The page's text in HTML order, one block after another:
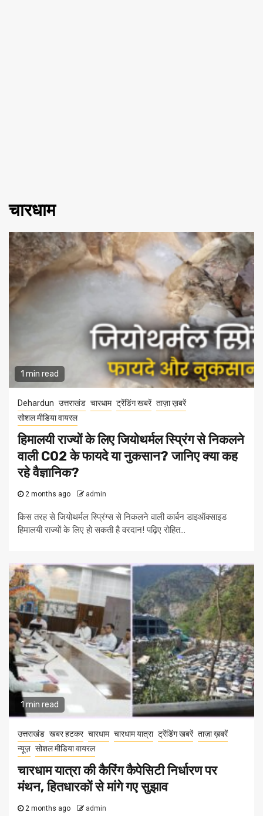
चारधाम
1 min read
Dehardun उत्तराखंड चारधाम ट्रेंडिंग खबरें ताज़ा ख़बरें
सोशल मीडिया वायरल
हिमालयी राज्यों के लिए जियोथर्मल स्प्रिंग से निकलने
वाली CO2 के फायदे या नुकसान? जानिए क्या कह
रहे वैज्ञानिक?
2 months ago admin
किस तरह से जियोथर्मल स्प्रिंग्स से निकलने वाली कार्बन डाइऑक्साइड
हिमालयी राज्यों के लिए हो सकती है वरदान! पढ़िए रोहित...
1 min read
उत्तराखंड खबर हटकर चारधाम चारधाम यात्रा ट्रेंडिंग खबरें ताज़ा ख़बरें
न्यूज़ सोशल मीडिया वायरल
चारधाम यात्रा की कैरिंग कैपेसिटी निर्धारण पर
मंथन, हितधारकों से मांगे गए सुझाव
2 months ago admin